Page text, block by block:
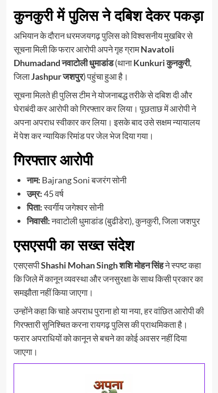
कुनकुरी में पुलिस ने दबिश देकर पकड़ा
अभियान के दौरान धरमजयगढ़ पुलिस को विश्वसनीय मुखबिर से
सूचना मिली कि फरार आरोपी अपने गृह ग्रामNavatoli
Dhumadand नवाटोली धुमाडांड(थानाKunkuri कुनकुरी,
जिलाJashpur जशपुर) पहुंचा हुआ है।
सूचना मिलते ही पुलिस टीम ने योजनाबद्ध तरीके से दबिश दी और
घेराबंदी कर आरोपी को गिरफ्तार कर लिया। पूछताछ में आरोपी ने
अपना अपराध स्वीकार कर लिया। इसके बाद उसे सक्षम न्यायालय
में पेश कर न्यायिक रिमांड पर जेल भेज दिया गया।
गिरफ्तार आरोपी
नाम: Bajrang Soni बजरंग सोनी
उम्र:45 वर्ष
पिता:स्वर्गीय जगेश्वर सोनी
निवासी:नवाटोली धुमाडांड (बुढीडेरा), कुनकुरी, जिला जशपुर
एसएसपी का सख्त संदेश
एसएसपीShashi Mohan Singh शशि मोहन सिंहने स्पष्ट कहा
कि जिले में कानून व्यवस्था और जनसुरक्षा के साथ किसी प्रकार का
समझौता नहीं किया जाएगा।
उन्होंने कहा कि चाहे अपराध पुराना हो या नया, हर वांछित आरोपी की
गिरफ्तारी सुनिश्चित करना रायगढ़ पुलिस की प्राथमिकता है।
फरार अपराधियों को कानून से बचने का कोई अवसर नहीं दिया
जाएगा।